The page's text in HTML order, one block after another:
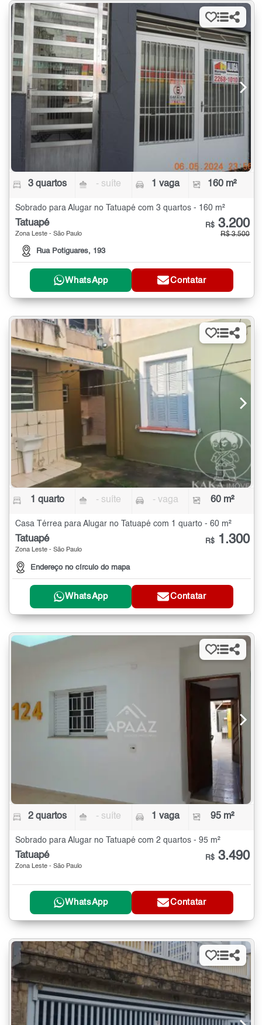
3 quartos - suíte 1 vaga 160 m²
Sobrado para Alugar no Tatuapé com 3 quartos - 160 m²
Tatuapé
Zona Leste - São Paulo
Rua Potiguares, 193
R$ 3.200
R$ 3.500
WhatsApp Contatar
1 quarto - suíte - vaga 60 m²
Casa Térrea para Alugar no Tatuapé com 1 quarto - 60 m²
Tatuapé
Zona Leste - São Paulo
Endereço no círculo do mapa
R$ 1.300
WhatsApp Contatar
2 quartos - suíte 1 vaga 95 m²
Sobrado para Alugar no Tatuapé com 2 quartos - 95 m²
Tatuapé
Zona Leste - São Paulo
R$ 3.490
WhatsApp Contatar